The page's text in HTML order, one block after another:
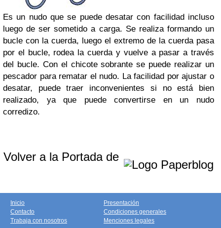
Es un nudo que se puede desatar con facilidad incluso
luego de ser sometido a carga. Se realiza formando un
bucle con la cuerda, luego el extremo de la cuerda pasa
por el bucle, rodea la cuerda y vuelve a pasar a través
del bucle. Con el chicote sobrante se puede realizar un
pescador para rematar el nudo. La facilidad por ajustar o
desatar, puede traer inconvenientes si no está bien
realizado, ya que puede convertirse en un nudo
corredizo.
Volver a la Portada de
Inicio
Contacto
Trabaja con nosotros
Presentación
Condiciones generales
Menciones legales